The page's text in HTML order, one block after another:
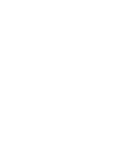
御機器販売店・
ようお願いしま
ズにご登録され
社の共同利用者
とをご了承くだ
さない年数を意
、取り引きをい
オムロン制御